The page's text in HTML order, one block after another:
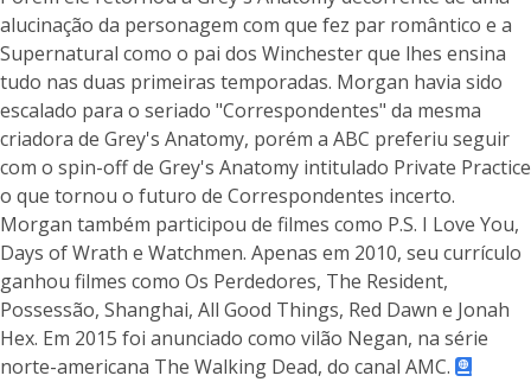
alucinação da personagem com que fez par romântico e a
Supernatural como o pai dos Winchester que lhes ensina
tudo nas duas primeiras temporadas. Morgan havia sido
escalado para o seriado "Correspondentes" da mesma
criadora de Grey's Anatomy, porém a ABC preferiu seguir
com o spin-off de Grey's Anatomy intitulado Private Practice
o que tornou o futuro de Correspondentes incerto.
Morgan também participou de filmes como P.S. I Love You,
Days of Wrath e Watchmen. Apenas em 2010, seu currículo
ganhou filmes como Os Perdedores, The Resident,
Possessão, Shanghai, All Good Things, Red Dawn e Jonah
Hex. Em 2015 foi anunciado como vilão Negan, na série
norte-americana The Walking Dead, do canal AMC.